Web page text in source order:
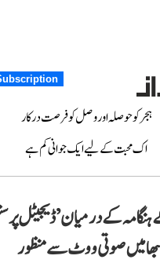
ہجر کو حوصلہ اور وصل کو فرصت درکار
اک محبت کے لیے ایک جوانی کم ہے
کے درمیان ’ڈیجیٹل
میں صوتی ووٹ سے منظور